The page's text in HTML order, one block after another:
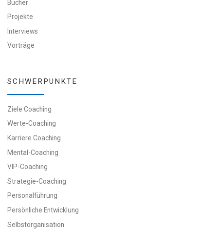
Bücher
Projekte
Interviews
Vorträge
SCHWERPUNKTE
Ziele Coaching
Werte-Coaching
Karriere Coaching
Mental-Coaching
VIP-Coaching
Strategie-Coaching
Personalführung
Persönliche Entwicklung
Selbstorganisation